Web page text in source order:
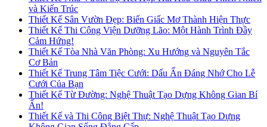
và Kiến Trúc
Thiết Kế Sân Vườn Đẹp: Biến Giấc Mơ Thành Hiện Thực
Thiết Kế Thi Công Viện Dưỡng Lão: Một Hành Trình Đầy
Cảm Hứng!
Thiết Kế Tòa Nhà Văn Phòng: Xu Hướng và Nguyên Tắc
Cơ Bản
Thiết Kế Trung Tâm Tiệc Cưới: Dấu Ấn Đáng Nhớ Cho Lễ
Cưới Của Bạn
Thiết Kế Từ Đường: Nghệ Thuật Tạo Dựng Không Gian Bí
Ẩn!
Thiết Kế và Thi Công Biệt Thự: Nghệ Thuật Tạo Dựng